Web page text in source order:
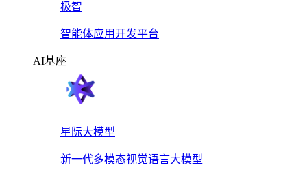
极智
智能体应用开发平台
AI基座
星际大模型
新一代多模态视觉语言大模型